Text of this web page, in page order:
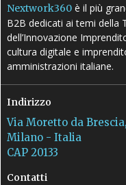
Nextwork360 è il più
B2B dedicati ai temi della
dell’Innovazione
cultura digitale e
amministrazioni italiane.
Indirizzo
Via Moretto da
Milano - Italia
CAP 20133
Contatti